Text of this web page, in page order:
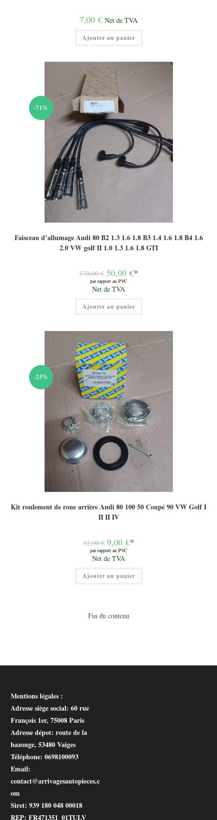
7,00 € Net de TVA
Ajouter au panier
-71%
Faisceau d’allumage Audi 80 B2 1.3 1.6 1.8 B3 1.4 1.6 1.8 B4 1.6
2.0 VW golf II 1.0 1.3 1.6 1.8 GTI
170,00€ Le
prix
initial
était :
170,00 €.
50,00 €*
par rapport au PVC
Le
prix
actuel
est :
50,00 €.
Net de TVA
Ajouter au panier
-25%
Kit roulement de roue arrière Audi 80 100 50 Coupé 90 VW Golf I
II II IV
12,00€ Le
prix
initial
était :
12,00 €.
9,00 €*
par rapport au PVC
Le
prix
actuel
est :
9,00 €.
Net de TVA
Ajouter au panier
Fin du contenu
Mentions légales :
Adresse siège social: 60 rue
François 1er, 75008 Paris
Adresse dépot: route de la
bazouge, 53480 Vaiges
Téléphone: 0698100093
Email:
contact@arrivagesautopieces.c
om
Siret: 939 180 048 00018
REP: FR471351_01TULV